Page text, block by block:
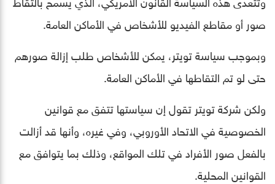
صور أو مقاطع الفيديو للأشخاص في الأماكن العامة.
وبموجب سياسة تويتر، يمكن للأشخاص طلب إزالة صورهم
حتى لو تم التقاطها في الأماكن العامة.
ولكن شركة تويتر تقول إن سياستها تتفق مع قوانين
الخصوصية في الاتحاد الأوروبي، وفي غيره، وأنها قد أزالت
بالفعل صور الأفراد في تلك المواقع، وذلك بما يتوافق مع
القوانين المحلية.